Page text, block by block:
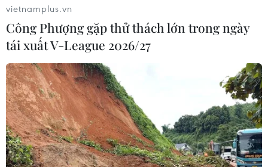
Sập nhà ở Pakistan làm ít nhất 2 người
chết, 4 người bị thương
25/02/2019 08:15
Cảnh sát vẫn chưa rõ có bao nhiêu người bị mắc kẹt
trong vụ sập nhà ở Pakistan, nhưng ngôi nhà có 2 gia
vietnamplus.vn
Công Phượng gặp thử thách lớn trong ngày
tái xuất V-League 2026/27